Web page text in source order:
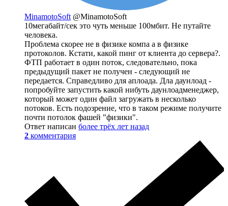
MinamotoSoft @MinamotoSoft
10мегабайт/сек это чуть меньше 100мбит. Не путайте
человека.
Проблема скорее не в физике компа а в физике
протоколов. Кстати, какой пинг от клиента до сервера?.
ФТП работает в один поток, следовательно, пока
предыдущий пакет не получен - следующий не
передается. Справедливо для аплоада. Дла даунлоад -
попробуйте запустить какой нибуть даунлоадменеджер,
который может один файл загружать в несколько
потоков. Есть подозрение, что в таком режиме получите
почти потолок фашей "физики".
Ответ написан более трёх лет назад
2 комментария